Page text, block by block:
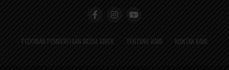
PEDOMAN PEMBERITAAN MEDIA SIBER TENTANG KAMI KONTAK KAMI